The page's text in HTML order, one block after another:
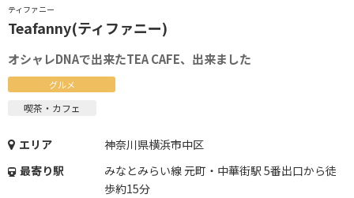
ティファニー
Teafanny(ティファニー)
オシャレDNAで出来たTEA CAFE、出来ました
グルメ
喫茶・カフェ
エリア
神奈川県横浜市中区
最寄り駅
みなとみらい線 元町・中華街駅 5番出口から徒
歩約15分